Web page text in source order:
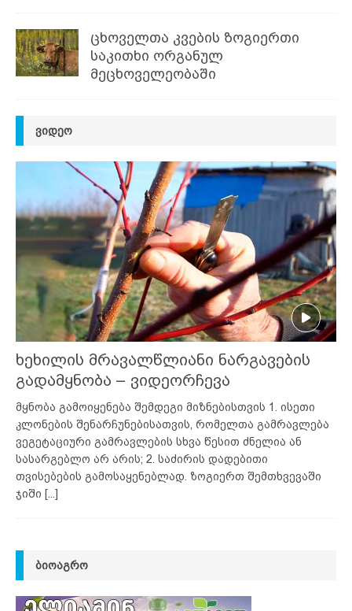
ცხოველთა კვების ზოგიერთი
საკითხი ორგანულ
მეცხოველეობაში
ᲕᲘᲓᲔᲝ
ხეხილის მრავალწლიანი ნარგავების
გადამყნობა – ვიდეორჩევა
მყნობა გამოიყენება შემდეგი მიზნებისთვის 1. ისეთი
კლონების შენარჩუნებისათვის, რომელთა გამრავლება
ვეგეტაციური გამრავლების სხვა წესით ძნელია ან
სასარგებლო არ არის; 2. საძირის დადებითი
თვისებების გამოსაყენებლად. ზოგიერთ შემთხვევაში
ჯიში [...]
ᲑᲘᲝᲐᲒᲠᲝ